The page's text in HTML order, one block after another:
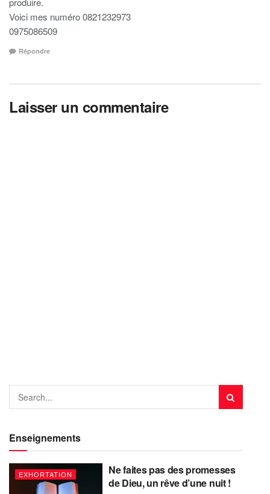
Voici mes numéro 0821232973
0975086509
Répondre
Laisser un commentaire
Enseignements
EXHORTATION
Ne faites pas des promesses
de Dieu, un rêve d’une nuit !